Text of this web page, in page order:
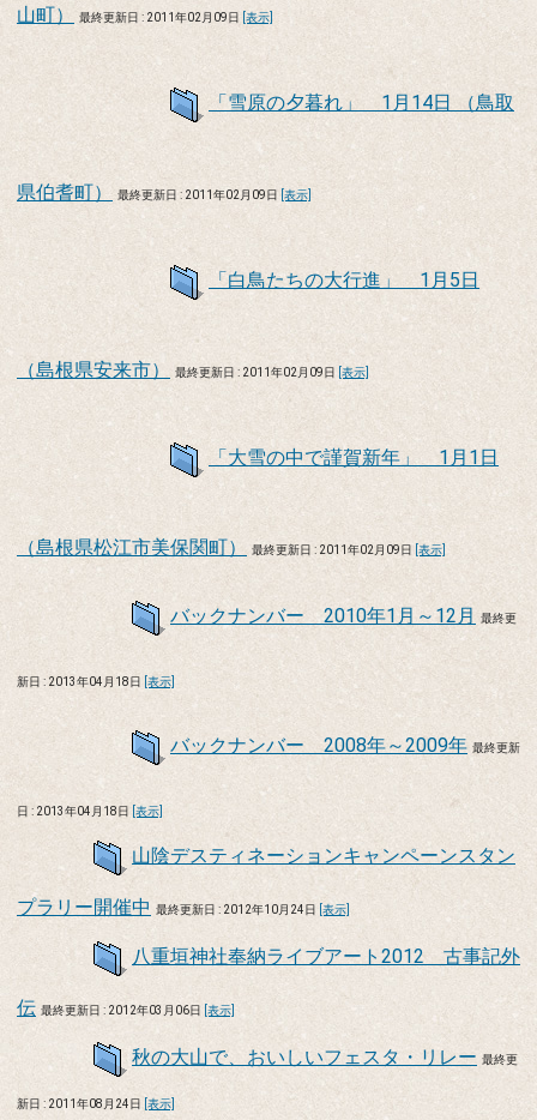
山町） 最終更新日 : 2011年02月09日 [表示]
「雪原の夕暮れ」 1月14日 （鳥取
県伯耆町） 最終更新日 : 2011年02月09日 [表示]
「白鳥たちの大行進」 1月5日
（島根県安来市） 最終更新日 : 2011年02月09日 [表示]
「大雪の中で謹賀新年」 1月1日
（島根県松江市美保関町） 最終更新日 : 2011年02月09日 [表示]
バックナンバー 2010年1月～12月 最終更
新日 : 2013年04月18日 [表示]
バックナンバー 2008年～2009年 最終更新
日 : 2013年04月18日 [表示]
山陰デスティネーションキャンペーンスタン
プラリー開催中 最終更新日 : 2012年10月24日 [表示]
八重垣神社奉納ライブアート2012 古事記外
伝 最終更新日 : 2012年03月06日 [表示]
秋の大山で、おいしいフェスタ・リレー 最終更
新日 : 2011年08月24日 [表示]